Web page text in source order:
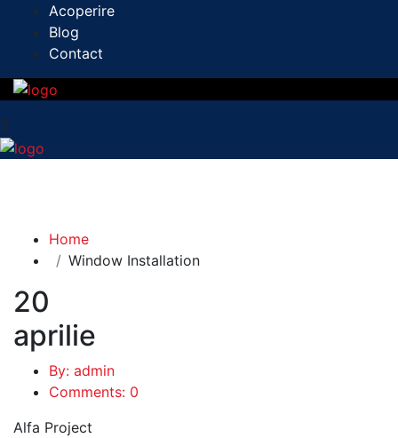
Acoperire
Blog
Contact
Home
Window Installation
20
aprilie
By: admin
Comments: 0
Alfa Project